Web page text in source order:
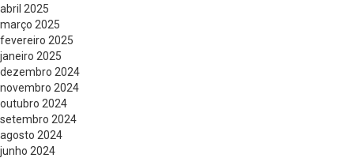
abril 2025
março 2025
fevereiro 2025
janeiro 2025
dezembro 2024
novembro 2024
outubro 2024
setembro 2024
agosto 2024
junho 2024